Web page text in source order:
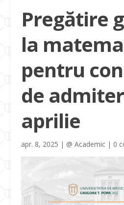
Pregătire
la
pentru
de
aprilie
apr. 8, 2025 | @ Academic| 0